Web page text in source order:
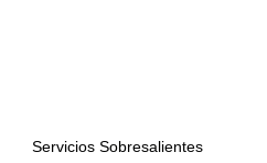
Servicios Sobresalientes